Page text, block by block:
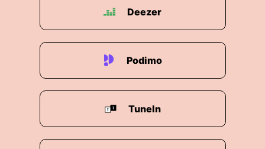
Deezer
Podimo
TuneIn